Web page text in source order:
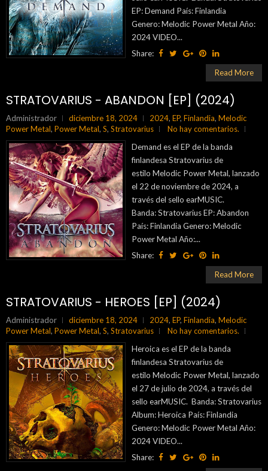
EP: Demand País: Finlandia
Genero: Melodic Power Metal Año:
2024 VIDEO...
Share:
Read More
STRATOVARIUS - ABANDON [EP] (2024)
Administrador diciembre 18, 2024 2024, EP, Finlandia, Melodic
Power Metal, Power Metal, S, Stratovarius
No hay comentarios.
Demand es el EP de la banda
finlandesa Stratovarius de
estilo Melodic Power Metal, lanzado
el 22 de noviembre de 2024, a
través del sello earMUSIC.
Banda: Stratovarius EP: Abandon
País: Finlandia Genero: Melodic
Power Metal Año:...
Share:
Read More
STRATOVARIUS - HEROES [EP] (2024)
Administrador diciembre 18, 2024 2024, EP, Finlandia, Melodic
Power Metal, Power Metal, S, Stratovarius
No hay comentarios.
Heroica es el EP de la banda
finlandesa Stratovarius de
estilo Melodic Power Metal, lanzado
el 27 de julio de 2024, a través del
sello earMUSIC. Banda: Stratovarius
Album: Heroica País: Finlandia
Genero: Melodic Power Metal Año:
2024 VIDEO...
Share: